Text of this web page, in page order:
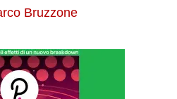
Bruzzone